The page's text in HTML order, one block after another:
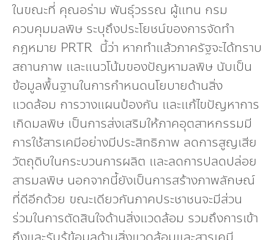
ในขณะที่ คุณอร่าม พันธุ์วรรณ ผู้แทน กรม
ควบคุมมลพิษ ระบุถึงประโยชน์ของการจัดทำ
กฎหมาย PRTR นี้ว่า หากทำแล้วภาครัฐจะได้ทราบ
สถานภาพ และแนวโน้มของปัญหามลพิษ นับเป็น
ข้อมูลพื้นฐานในการกำหนดนโยบายด้านสิ่ง
แวดล้อม การวางแผนป้องกัน และแก้ไขปัญหาการ
เกิดมลพิษ เป็นการส่งเสริมให้ภาคอุตสาหกรรมมี
การใช้สารเคมีอย่างมีประสิทธิภาพ ลดการสูญเสีย
วัตถุดิบในกระบวนการผลิต และลดการปลดปล่อย
สารมลพิษ นอกจากนี้ยังเป็นการสร้างภาพลักษณ์
ที่ดีอีกด้วย ขณะเดียวกันภาคประชาชนจะมีส่วน
ร่วมในการตัดสินใจด้านสิ่งแวดล้อม รวมถึงการเข้า